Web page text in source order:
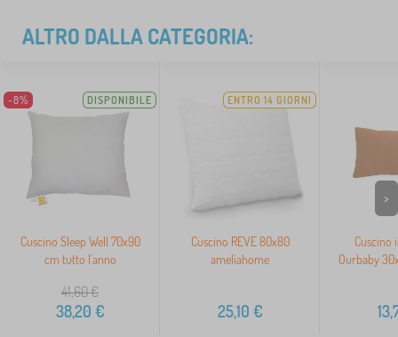
ALTRO DALLA CATEGORIA:
-8% DISPONIBILE
Cuscino Sleep Well 70x90
cm tutto l'anno
41,60€
38,20 €
ENTRO 14 GIORNI
Cuscino REVE 80x80
ameliahome
25,10 €
Cuscino
Ourbaby
>